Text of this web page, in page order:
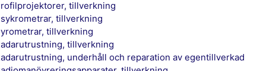
Profilprojektorer, tillverkning
Psykrometrar, tillverkning
Pyrometrar, tillverkning
Radarutrustning, tillverkning
Radarutrustning, underhåll och reparation av egentillverkad